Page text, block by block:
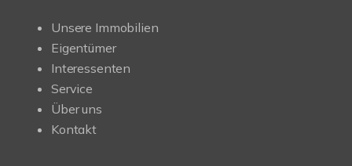
Unsere Immobilien
Eigentümer
Interessenten
Service
Über uns
Kontakt